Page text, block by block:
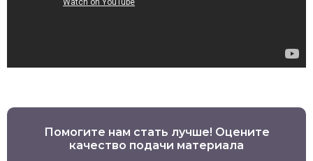
Помогите нам стать лучше! Оцените
качество подачи материала